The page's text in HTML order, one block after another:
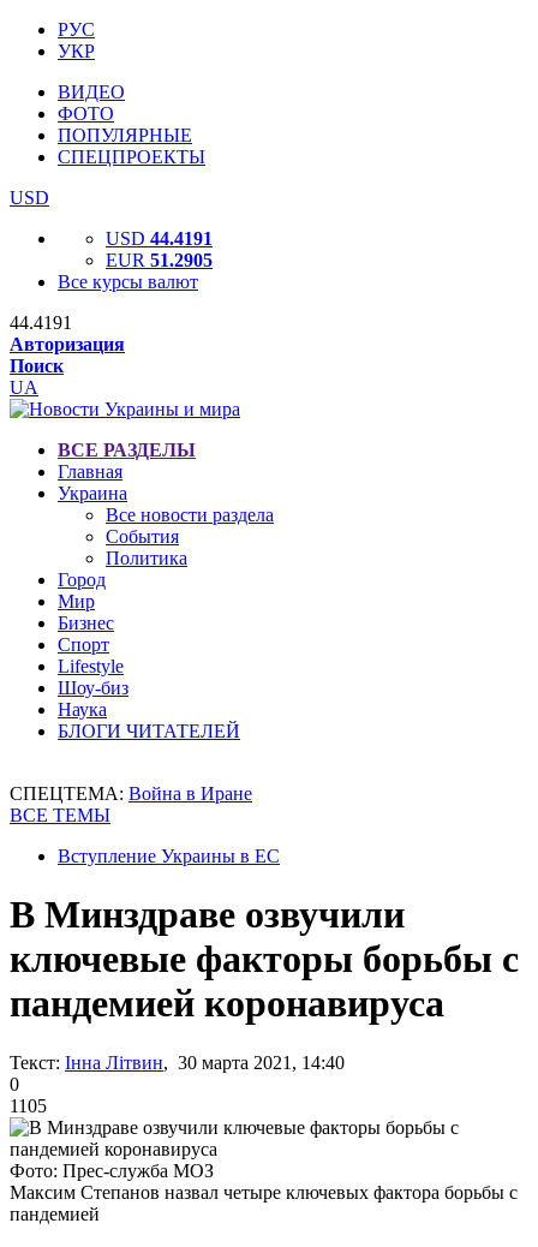
РУС
УКР
ВИДЕО
ФОТО
ПОПУЛЯРНЫЕ
СПЕЦПРОЕКТЫ
USD
USD 44.4191
EUR 51.2905
Все курсы валют
44.4191
Авторизация
Поиск
UA
ВСЕ РАЗДЕЛЫ
Главная
Украина
Все новости раздела
События
Политика
Город
Мир
Бизнес
Спорт
Lifestyle
Шоу-биз
Наука
БЛОГИ ЧИТАТЕЛЕЙ
СПЕЦТЕМА: Война в Иране
ВСЕ ТЕМЫ
Вступление Украины в ЕС
В Минздраве озвучили
ключевые факторы борьбы с
пандемией коронавируса
Текст: Інна Літвин, 30 марта 2021, 14:40
0
1105
Фото: Прес-служба МОЗ
Максим Степанов назвал четыре ключевых фактора борьбы с
пандемией